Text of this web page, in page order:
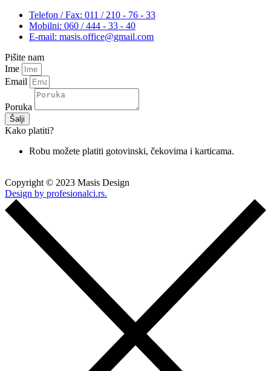
Telefon / Fax: 011 / 210 - 76 - 33
Mobilni: 060 / 444 - 33 - 40
E-mail: masis.office@gmail.com
Pišite nam
Ime
Email
Poruka
Šalji
Kako platiti?
Robu možete platiti gotovinski, čekovima i karticama.
Copyright © 2023 Masis Design
Design by profesionalci.rs.